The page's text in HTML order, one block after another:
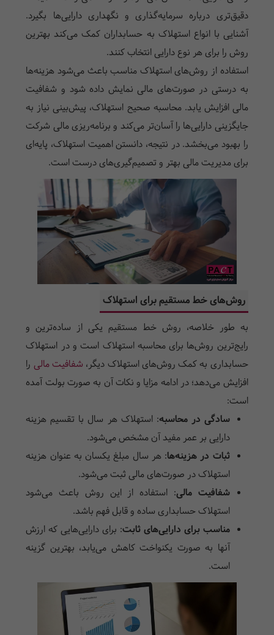
دقیق‌تری درباره سرمایه‌گذاری و نگهداری دارایی‌ها بگیرد.
آشنایی با انواع استهلاک به حسابداران کمک می‌کند بهترین
روش را برای هر نوع دارایی انتخاب کنند.
استفاده از روش‌های استهلاک مناسب باعث می‌شود هزینه‌ها
به درستی در صورت‌های مالی نمایش داده شود و شفافیت
مالی افزایش یابد. محاسبه صحیح استهلاک، پیش‌بینی نیاز به
جایگزینی دارایی‌ها را آسان‌تر می‌کند و برنامه‌ریزی مالی شرکت
را بهبود می‌بخشد. در نتیجه، دانستن اهمیت استهلاک، پایه‌ای
برای مدیریت مالی بهتر و تصمیم‌گیری‌های درست است.
روش‌های خط مستقیم برای استهلاک
به طور خلاصه، روش خط مستقیم یکی از ساده‌ترین و
رایج‌ترین روش‌ها برای محاسبه استهلاک است و در استهلاک
حسابداری به کمک روش‌های استهلاک دیگر، شفافیت مالی را
افزایش می‌دهد؛ در ادامه مزایا و نکات آن به صورت بولت آمده
است:
سادگی در محاسبه: استهلاک هر سال با تقسیم هزینه
دارایی بر عمر مفید آن مشخص می‌شود.
ثبات در هزینه‌ها: هر سال مبلغ یکسان به عنوان هزینه
استهلاک در صورت‌های مالی ثبت می‌شود.
شفافیت مالی: استفاده از این روش باعث می‌شود
استهلاک حسابداری ساده و قابل فهم باشد.
مناسب برای دارایی‌های ثابت: برای دارایی‌هایی که ارزش
آنها به صورت یکنواخت کاهش می‌یابد، بهترین گزینه
است.